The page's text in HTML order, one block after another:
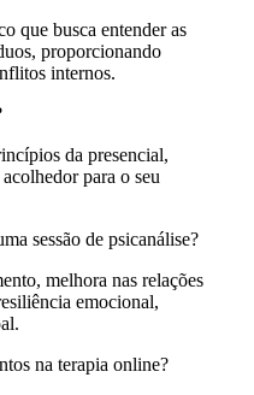
que busca entender as
proporcionando
internos.
da presencial,
para o seu
sessão de psicanálise?
melhora nas relações
emocional,
na terapia online?